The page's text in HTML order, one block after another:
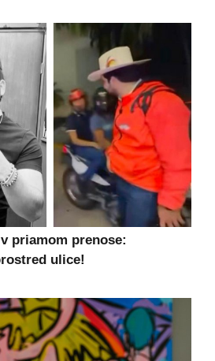
priamom prenose:
ulice!